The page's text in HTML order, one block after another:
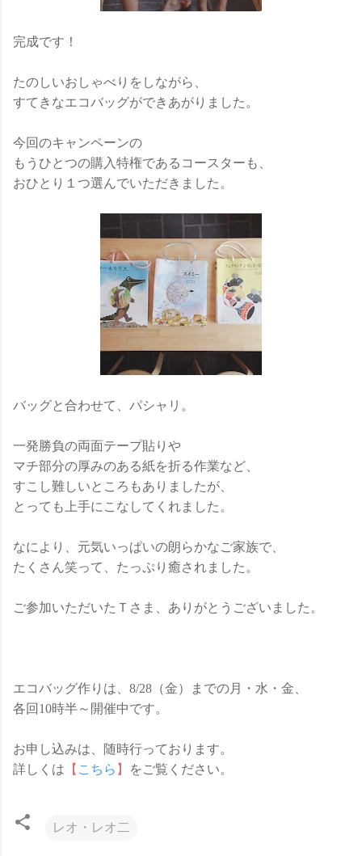
完成です！
たのしいおしゃべりをしながら、
すてきなエコバッグができあがりました。
今回のキャンペーンの
もうひとつの購入特権であるコースターも、
おひとり１つ選んでいただきました。
バッグと合わせて、パシャリ。
一発勝負の両面テープ貼りや
マチ部分の厚みのある紙を折る作業など、
すこし難しいところもありましたが、
とっても上手にこなしてくれました。
なにより、元気いっぱいの朗らかなご家族で、
たくさん笑って、たっぷり癒されました。
ご参加いただいたＴさま、ありがとうございました。
エコバッグ作りは、8/28（金）までの月・水・金、
各回10時半～開催中です。
お申し込みは、随時行っております。
詳しくは 【 こちら 】 をご覧ください。
レオ・レオ二